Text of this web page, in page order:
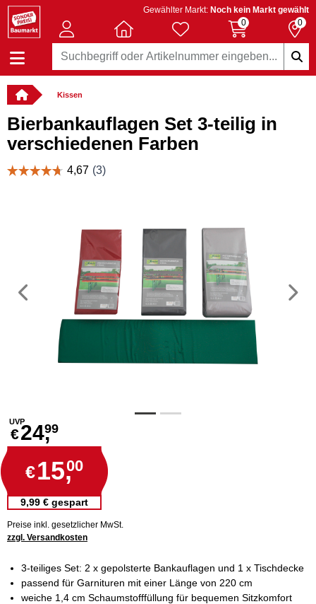
Gewählter Markt: Noch kein Markt gewählt
0
0
Kissen
Bierbankauflagen Set 3-teilig in
verschiedenen Farben
Vorheriges
UVP
€24,99
€15,00
9,99 € gespart
Preise inkl. gesetzlicher MwSt.
zzgl. Versandkosten
3-teiliges Set: 2 x gepolsterte Bankauflagen und 1 x Tischdecke
passend für Garnituren mit einer Länge von 220 cm
weiche 1,4 cm Schaumstofffüllung für bequemen Sitzkomfort